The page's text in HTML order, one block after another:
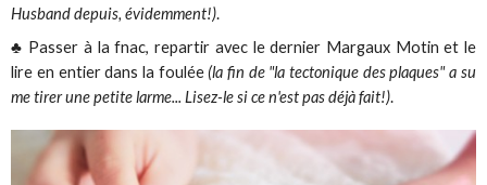
Husband depuis, évidemment!).
♣ Passer à la fnac, repartir avec le dernier Margaux Motin et le
lire en entier dans la foulée (la fin de "la tectonique des plaques" a su
me tirer une petite larme... Lisez-le si ce n'est pas déjà fait!).